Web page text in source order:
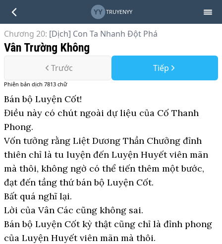
YY TRUYENYY
Chương 20: [Dịch] Con Ta Nhanh Đột Phá
Vân Trường Không
Trước Tiếp
Phiên bản dịch 7813 chữ
Bán bộ Luyện Cốt!
Điều này có chút ngoài dự liệu của Cố Thanh
Phong.
Vốn tưởng rằng Liệt Dương Thần Chưởng đỉnh
thiên chỉ là tu luyện đến Luyện Huyết viên mãn
mà thôi, không ngờ có thể tiến thêm một bước,
đạt đến tầng thứ bán bộ Luyện Cốt.
Bất quá nghĩ lại.
Lời của Vân Các cũng không sai.
Bán bộ Luyện Cốt kỳ thật cũng chỉ là đỉnh phong
của Luyện Huyết viên mãn mà thôi.